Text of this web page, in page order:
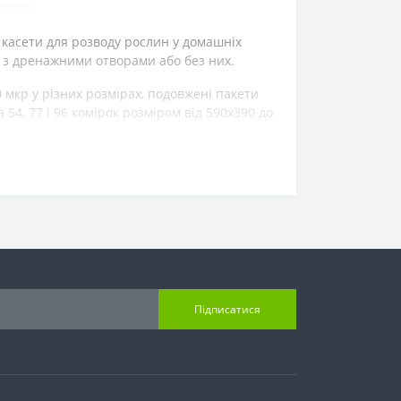
для розводу рослин у домашніх
з дренажними отворами або без них.
у різних розмірах, подовжені пакети
77 і 96 комірок розміром від 590х390 до
Підписатися